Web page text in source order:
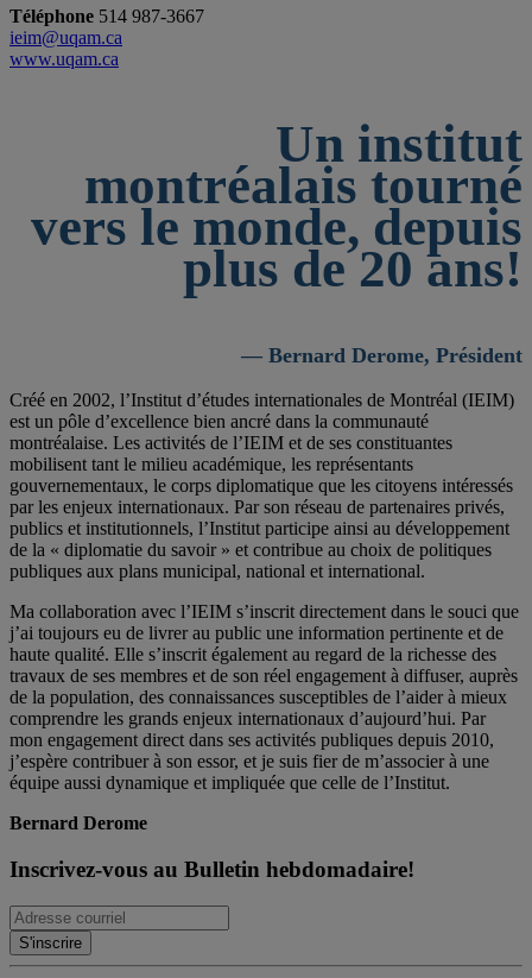
Téléphone 514 987-3667
ieim@uqam.ca
www.uqam.ca
Un institut
montréalais tourné
vers le monde, depuis
plus de 20 ans!
— Bernard Derome, Président
Créé en 2002, l’Institut d’études internationales de Montréal (IEIM)
est un pôle d’excellence bien ancré dans la communauté
montréalaise. Les activités de l’IEIM et de ses constituantes
mobilisent tant le milieu académique, les représentants
gouvernementaux, le corps diplomatique que les citoyens intéressés
par les enjeux internationaux. Par son réseau de partenaires privés,
publics et institutionnels, l’Institut participe ainsi au développement
de la « diplomatie du savoir » et contribue au choix de politiques
publiques aux plans municipal, national et international.
Ma collaboration avec l’IEIM s’inscrit directement dans le souci que
j’ai toujours eu de livrer au public une information pertinente et de
haute qualité. Elle s’inscrit également au regard de la richesse des
travaux de ses membres et de son réel engagement à diffuser, auprès
de la population, des connaissances susceptibles de l’aider à mieux
comprendre les grands enjeux internationaux d’aujourd’hui. Par
mon engagement direct dans ses activités publiques depuis 2010,
j’espère contribuer à son essor, et je suis fier de m’associer à une
équipe aussi dynamique et impliquée que celle de l’Institut.
Bernard Derome
Inscrivez-vous au Bulletin hebdomadaire!